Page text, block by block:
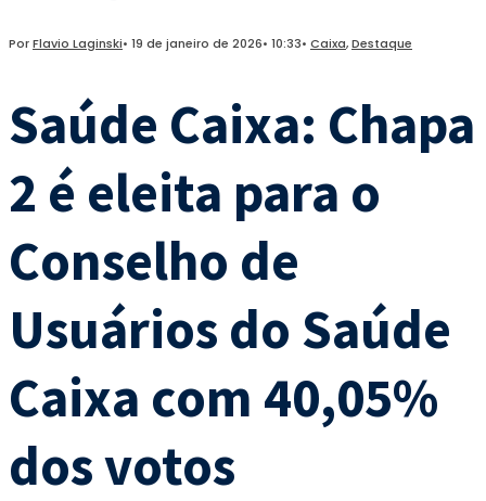
PorFlavio Laginski• 19 de janeiro de 2026• 10:33• Caixa,Destaque
Saúde Caixa: Chapa
2 é eleita para o
Conselho de
Usuários do Saúde
Caixa com 40,05%
dos votos